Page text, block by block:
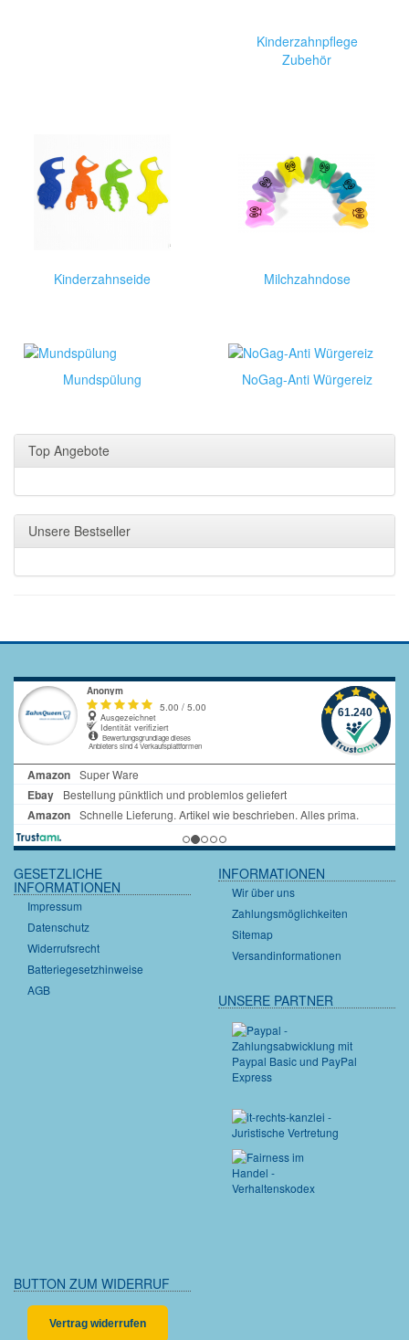
Kinderzahnpflege
Zubehör
Kinderzahnseide Milchzahndose
Mundspülung NoGag-Anti Würgereiz
Top Angebote
Unsere Bestseller
GESETZLICHE
INFORMATIONEN
Impressum
Datenschutz
Widerrufsrecht
Batteriegesetzhinweise
AGB
INFORMATIONEN
Wir über uns
Zahlungsmöglichkeiten
Sitemap
Versandinformationen
UNSERE PARTNER
BUTTON ZUM WIDERRUF
Vertrag widerrufen